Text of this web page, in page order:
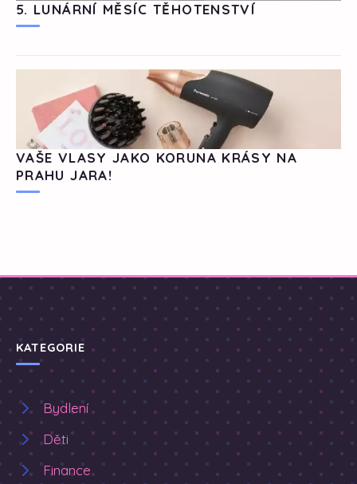
5. LUNÁRNÍ MĚSÍC TĚHOTENSTVÍ
VAŠE VLASY JAKO KORUNA KRÁSY NA
PRAHU JARA!
KATEGORIE
Bydlení
Děti
Finance